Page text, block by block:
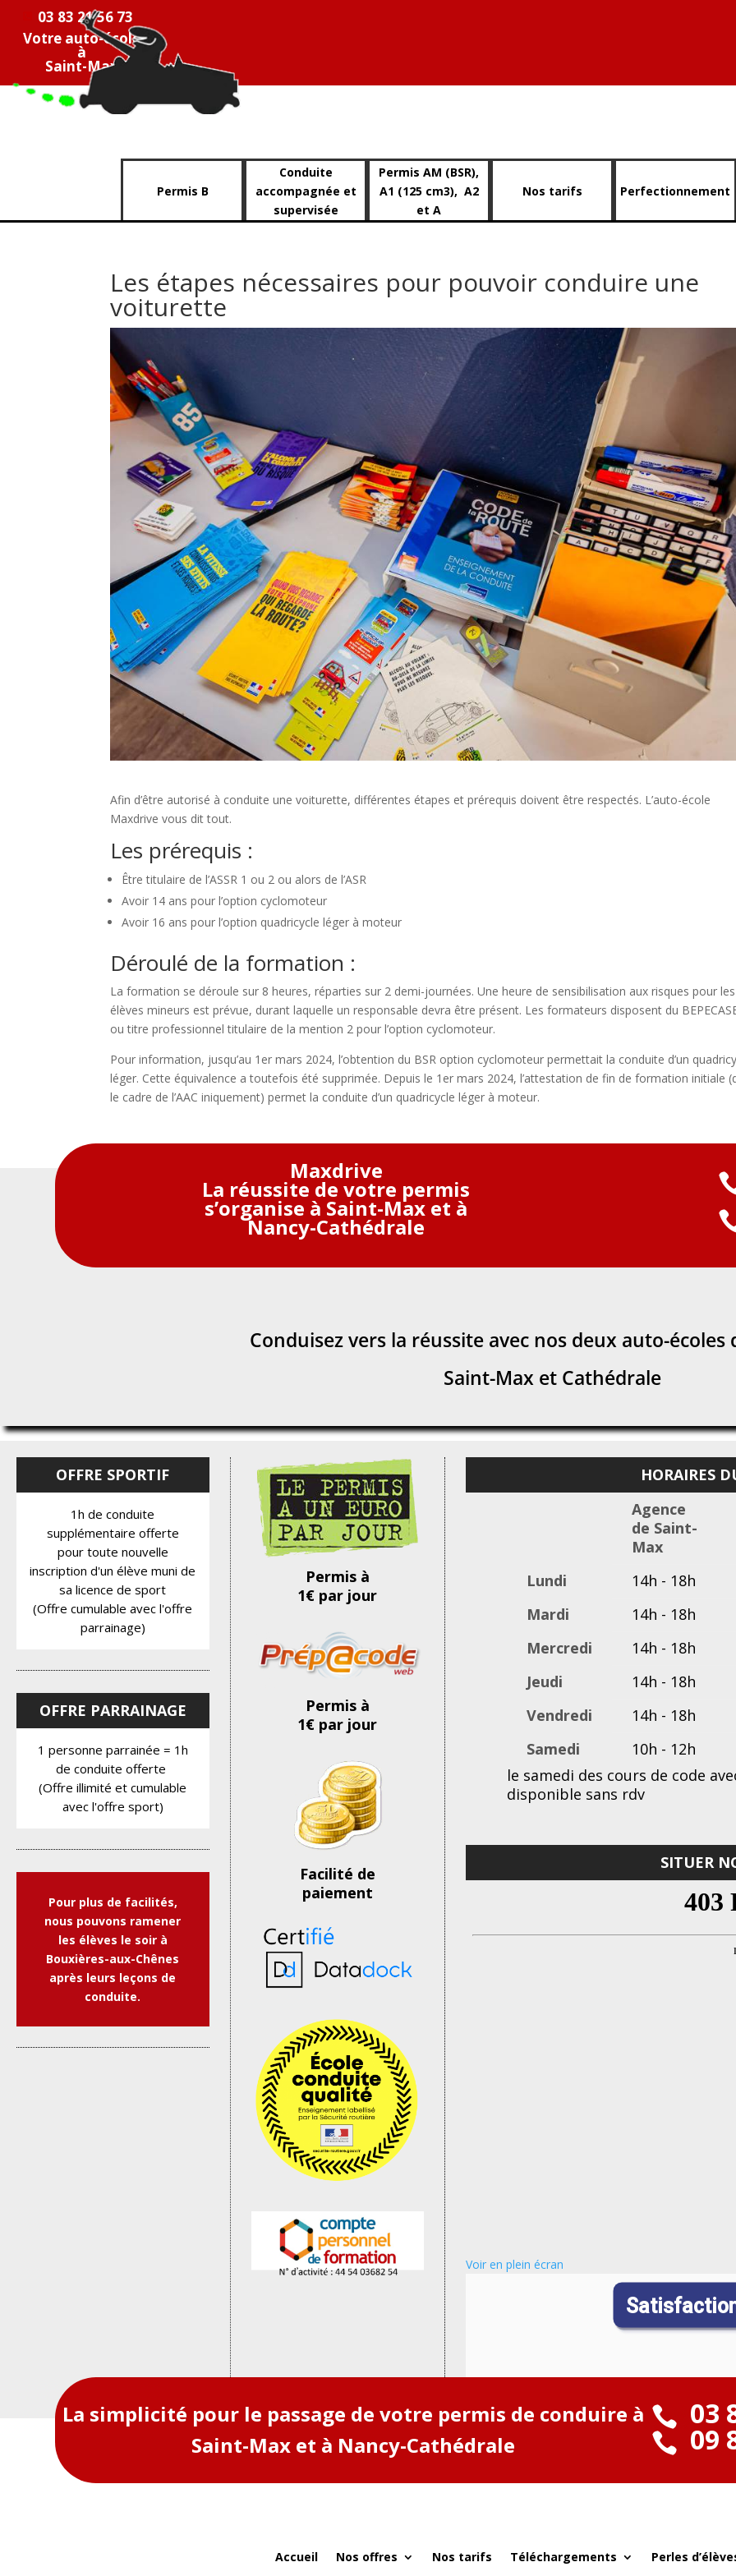
03 83 21 56 73
Votre auto-école
à
Saint-Max
Permis B
Conduite
accompagnée et
supervisée
Permis AM (BSR),
A1 (125 cm3), A2
et A
Nos tarifs Perfectionnement
Les étapes nécessaires pour pouvoir conduire une
voiturette
Afin d’être autorisé à conduite une voiturette, différentes étapes et prérequis doivent être respectés. L’auto-école
Maxdrive vous dit tout.
Les prérequis :
Être titulaire de l’ASSR 1 ou 2 ou alors de l’ASR
Avoir 14 ans pour l’option cyclomoteur
Avoir 16 ans pour l’option quadricycle léger à moteur
Déroulé de la formation :
La formation se déroule sur 8 heures, réparties sur 2 demi-journées. Une heure de sensibilisation aux risques pour les
élèves mineurs est prévue, durant laquelle un responsable devra être présent. Les formateurs disposent du
ou titre professionnel titulaire de la mention 2 pour l’option cyclomoteur.
Pour information, jusqu’au 1er mars 2024, l’obtention du BSR option cyclomoteur permettait la conduite d’un
léger. Cette équivalence a toutefois été supprimée. Depuis le 1er mars 2024, l’attestation de fin de formation initiale
le cadre de l’AAC iniquement) permet la conduite d’un quadricycle léger à moteur.
Maxdrive
La réussite de votre permis
s’organise à Saint-Max et à
Nancy-Cathédrale
Conduisez vers la réussite avec nos deux auto-écoles
Saint-Max et Cathédrale
OFFRE SPORTIF
1h de conduite
supplémentaire offerte
pour toute nouvelle
inscription d'un élève muni de
sa licence de sport
(Offre cumulable avec l'offre
parrainage)
OFFRE PARRAINAGE
1 personne parrainée = 1h
de conduite offerte
(Offre illimité et cumulable
avec l'offre sport)
Pour plus de facilités,
nous pouvons ramener
les élèves le soir à
Bouxières-aux-Chênes
après leurs leçons de
conduite.
Permis à
1€ par jour
Permis à
1€ par jour
Facilité de
paiement
HORAIRES
Agence
de Saint-
Max
Lundi
14h - 18h
Mardi
14h - 18h
Mercredi
14h - 18h
Jeudi
14h - 18h
Vendredi
14h - 18h
Samedi
10h - 12h
le samedi des cours de code
disponible sans rdv
SITUER
Voir en plein écran
La simplicité pour le passage de votre permis de conduire à
Saint-Max et à Nancy-Cathédrale
 03
 09
Accueil Nos offres Nos tarifs Téléchargements Perles